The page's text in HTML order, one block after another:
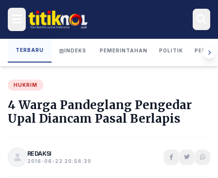
TERBARU INDEKS PEMERINTAHAN POLITIK
HUKRIM
4 Warga Pandeglang Pengedar
Upal Diancam Pasal Berlapis
REDAKSI
2016-06-22 20:56:30